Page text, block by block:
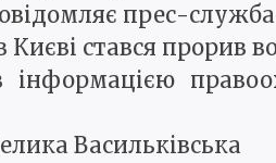
прес-
Києві стався прорив
інформацією
Васильківська